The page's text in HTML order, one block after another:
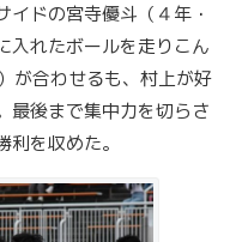
ドの宮寺優斗（４年・
入れたボールを走りこん
が合わせるも、村上が好
最後まで集中力を切らさ
を収めた。